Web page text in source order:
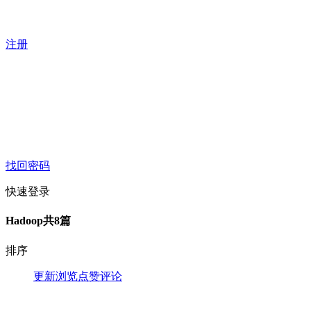
注册
找回密码
快速登录
Hadoop共8篇
排序
更新浏览点赞评论